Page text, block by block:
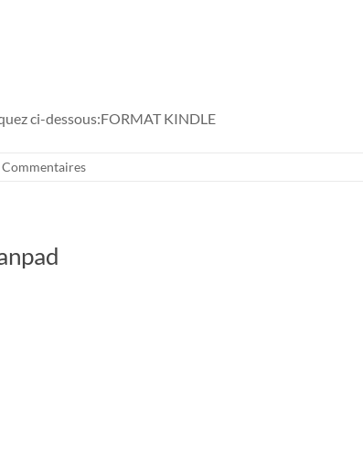
ci-dessous:FORMAT KINDLE
Commentaires